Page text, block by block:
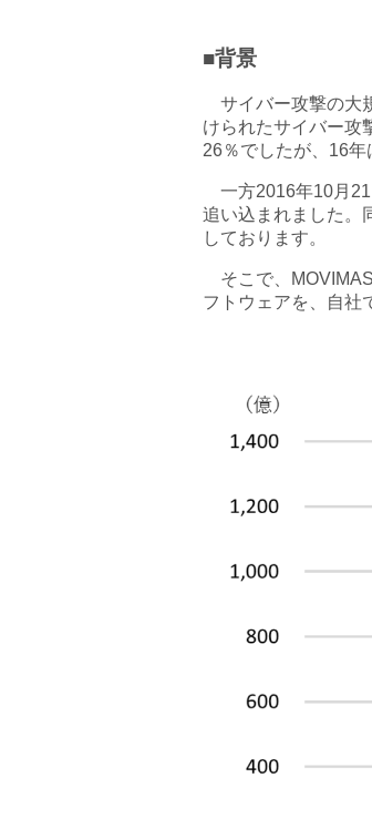
■背景
サイバー攻撃の大
けられたサイバー攻
26％でしたが、16
一方2016年10月21
追い込まれました。
しております。
そこで、
フトウェアを、自社